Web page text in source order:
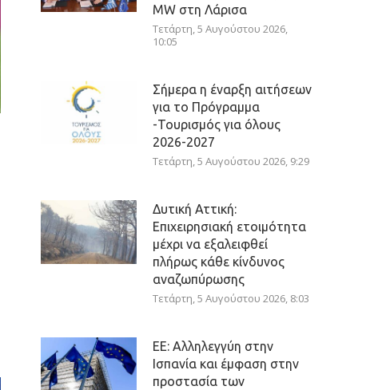
ΜW στη Λάρισα
Τετάρτη, 5 Αυγούστου 2026,
10:05
Σήμερα η έναρξη αιτήσεων
για το Πρόγραμμα
-Τουρισμός για όλους
2026-2027
Τετάρτη, 5 Αυγούστου 2026, 9:29
Δυτική Αττική:
Επιχειρησιακή ετοιμότητα
μέχρι να εξαλειφθεί
πλήρως κάθε κίνδυνος
αναζωπύρωσης
Τετάρτη, 5 Αυγούστου 2026, 8:03
ΕΕ: Αλληλεγγύη στην
Ισπανία και έμφαση στην
προστασία των